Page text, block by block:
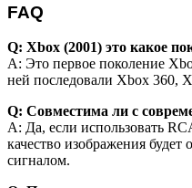
FAQ
Q: Xbox (2001) это какое
A: Это первое поколение
ней последовали Xbox 360,
Q: Совместима ли с
A: Да, если использовать
качество изображения
сигналом.